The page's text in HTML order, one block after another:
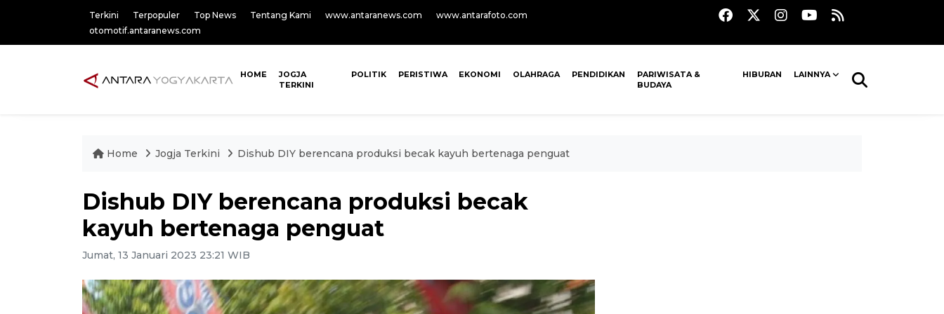
Terkini Terpopuler Top News Tentang Kami www.antaranews.com
www.antarafoto.com
otomotif.antaranews.com
HOME
JOGJA
TERKINI
POLITIK PERISTIWA EKONOMI OLAHRAGA PENDIDIKAN
PARIWISATA &
BUDAYA
HIBURAN LAINNYA
Home Jogja Terkini Dishub DIY berencana produksi becak kayuh bertenaga penguat
Dishub DIY berencana produksi becak
kayuh bertenaga penguat
Jumat, 13 Januari 2023 23:21 WIB